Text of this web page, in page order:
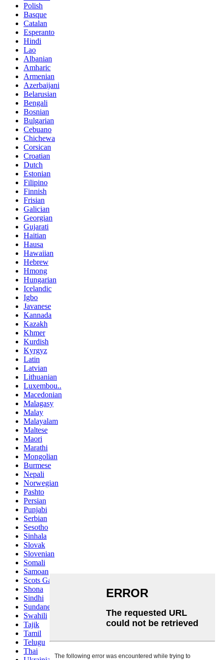
Polish
Basque
Catalan
Esperanto
Hindi
Lao
Albanian
Amharic
Armenian
Azerbaijani
Belarusian
Bengali
Bosnian
Bulgarian
Cebuano
Chichewa
Corsican
Croatian
Dutch
Estonian
Filipino
Finnish
Frisian
Galician
Georgian
Gujarati
Haitian
Hausa
Hawaiian
Hebrew
Hmong
Hungarian
Icelandic
Igbo
Javanese
Kannada
Kazakh
Khmer
Kurdish
Kyrgyz
Latin
Latvian
Lithuanian
Luxembou..
Macedonian
Malagasy
Malay
Malayalam
Maltese
Maori
Marathi
Mongolian
Burmese
Nepali
Norwegian
Pashto
Persian
Punjabi
Serbian
Sesotho
Sinhala
Slovak
Slovenian
Somali
Samoan
Scots Gaelic
Shona
Sindhi
Sundanese
Swahili
Tajik
Tamil
Telugu
Thai